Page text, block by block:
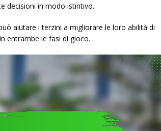
decisioni in modo istintivo.
aiutare i terzini a migliorare le loro abilità di
entrambe le fasi di gioco.